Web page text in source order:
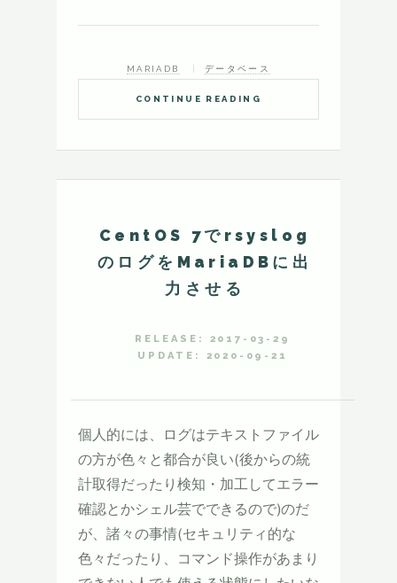
CONTINUE READING
MARIADB データベース
CentOS 7でrsyslog
のログをMariaDBに出
力させる
RELEASE: 2017-03-29
UPDATE: 2020-09-21
個人的には、ログはテキストファイル
の方が色々と都合が良い(後からの統
計取得だったり検知・加工してエラー
確認とかシェル芸でできるので)のだ
が、諸々の事情(セキュリティ的な
色々だったり、コマンド操作があまり